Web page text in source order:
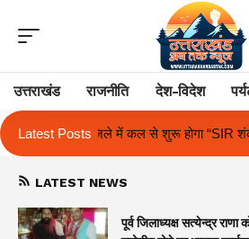
उत्तराखंड राजनीति देश-विदेश
Latest Posts
शंका-समाधान-संवाद” अभियान द आर्यन
LATEST NEWS
पूर्व जिलाध्यक्ष सत्येन्द्र